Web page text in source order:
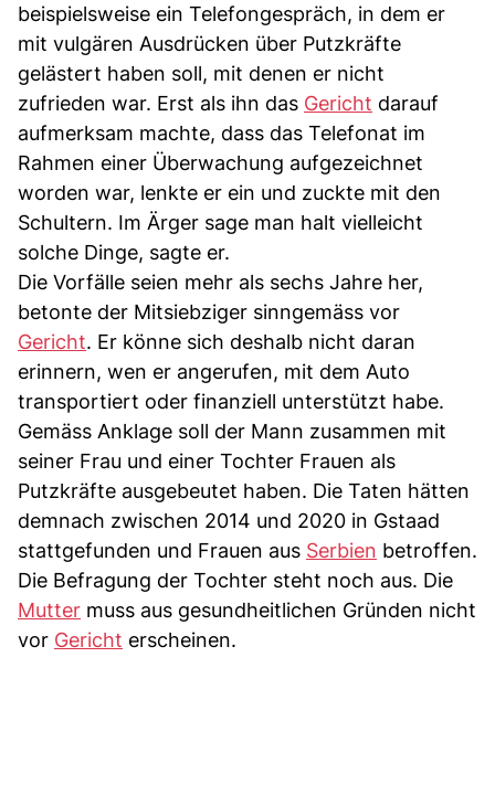
beispielsweise ein Telefongespräch, in dem er
mit vulgären Ausdrücken über Putzkräfte
gelästert haben soll, mit denen er nicht
zufrieden war. Erst als ihn das Gericht darauf
aufmerksam machte, dass das Telefonat im
Rahmen einer Überwachung aufgezeichnet
worden war, lenkte er ein und zuckte mit den
Schultern. Im Ärger sage man halt vielleicht
solche Dinge, sagte er.
Die Vorfälle seien mehr als sechs Jahre her,
betonte der Mitsiebziger sinngemäss vor
Gericht. Er könne sich deshalb nicht daran
erinnern, wen er angerufen, mit dem Auto
transportiert oder finanziell unterstützt habe.
Gemäss Anklage soll der Mann zusammen mit
seiner Frau und einer Tochter Frauen als
Putzkräfte ausgebeutet haben. Die Taten hätten
demnach zwischen 2014 und 2020 in Gstaad
stattgefunden und Frauen aus Serbien betroffen.
Die Befragung der Tochter steht noch aus. Die
Mutter muss aus gesundheitlichen Gründen nicht
vor Gericht erscheinen.